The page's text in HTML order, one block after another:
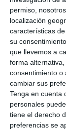
permiso,
localización
características
su
que llevemos a
forma
consentimiento o
cambiar sus
Tenga en cuenta
personales
tiene el derecho
preferencias se